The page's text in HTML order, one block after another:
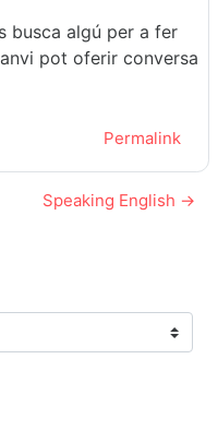
busca algú per a fer
pot oferir conversa
Permalink
Speaking English →